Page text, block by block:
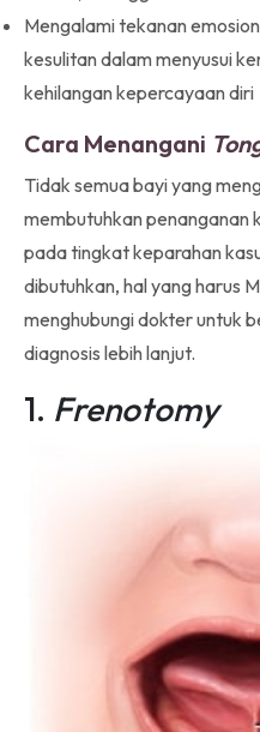
Mengalami tekanan
kesulitan dalam menyusui
kehilangan kepercayaan diri
Cara Menangani
Tidak semua bayi yang
membutuhkan penanganan
pada tingkat keparahan
dibutuhkan, hal yang harus
menghubungi dokter untuk
diagnosis lebih lanjut.
1. Frenotomy